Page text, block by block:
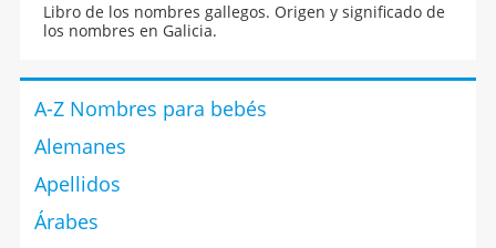
Libro de los nombres gallegos. Origen y significado de
los nombres en Galicia.
A-Z Nombres para bebés
Alemanes
Apellidos
Árabes